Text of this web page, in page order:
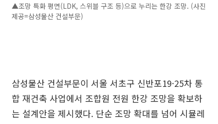
▲조망 특화 평면(LDK, 스위블 구조 등)으로 누리는 한강 조망. (사진
제공=삼성물산 건설부문)
삼성물산 건설부문이 서울 서초구 신반포19·25차 통
합 재건축 사업에서 조합원 전원 한강 조망을 확보하
는 설계안을 제시했다. 단순 조망 확대를 넘어 시뮬레